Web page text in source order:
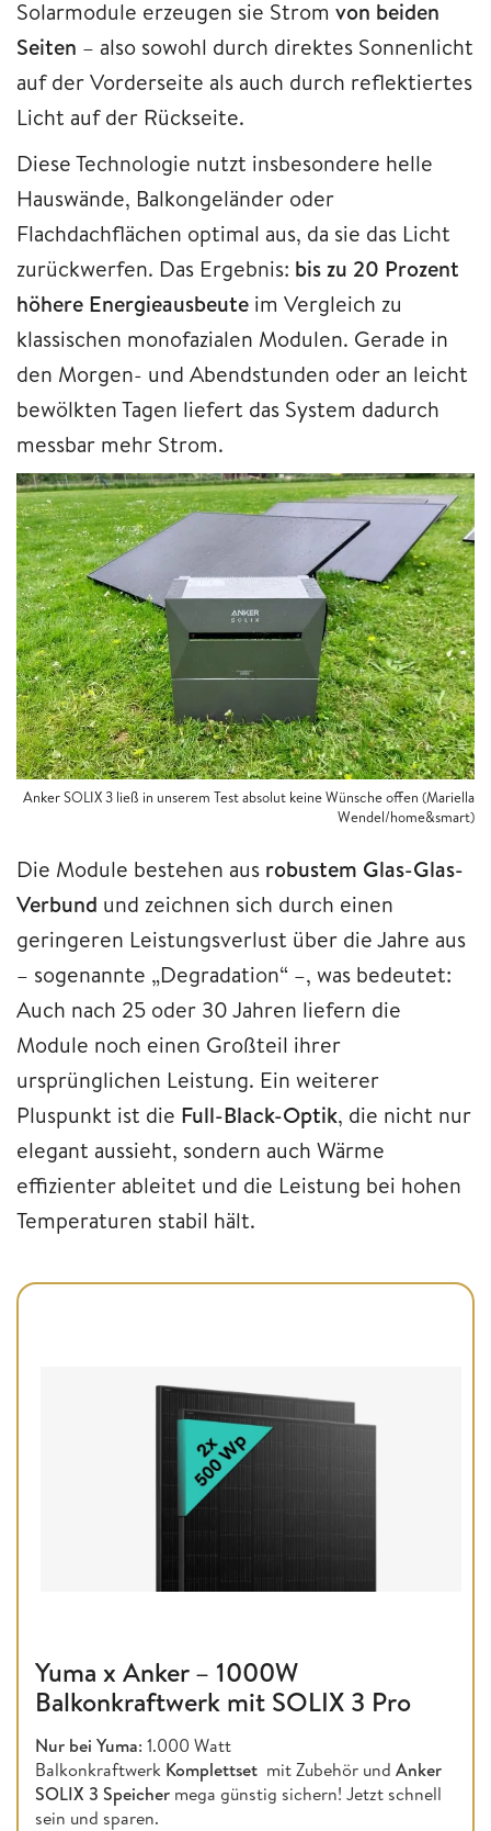
Solarmodule erzeugen sie Strom von beiden
Seiten – also sowohl durch direktes Sonnenlicht
auf der Vorderseite als auch durch reflektiertes
Licht auf der Rückseite.
Diese Technologie nutzt insbesondere helle
Hauswände, Balkongeländer oder
Flachdachflächen optimal aus, da sie das Licht
zurückwerfen. Das Ergebnis: bis zu 20 Prozent
höhere Energieausbeute im Vergleich zu
klassischen monofazialen Modulen. Gerade in
den Morgen- und Abendstunden oder an leicht
bewölkten Tagen liefert das System dadurch
messbar mehr Strom.
Anker SOLIX 3 ließ in unserem Test absolut keine Wünsche offen (Mariella
Wendel/home&smart)
Die Module bestehen aus robustem Glas-Glas-
Verbund und zeichnen sich durch einen
geringeren Leistungsverlust über die Jahre aus
– sogenannte „Degradation“ –, was bedeutet:
Auch nach 25 oder 30 Jahren liefern die
Module noch einen Großteil ihrer
ursprünglichen Leistung. Ein weiterer
Pluspunkt ist die Full-Black-Optik, die nicht nur
elegant aussieht, sondern auch Wärme
effizienter ableitet und die Leistung bei hohen
Temperaturen stabil hält.
Yuma x Anker – 1000W
Balkonkraftwerk mit SOLIX 3 Pro
Nur bei Yuma: 1.000 Watt
Balkonkraftwerk Komplettset mit Zubehör und Anker
SOLIX 3 Speicher mega günstig sichern! Jetzt schnell
sein und sparen.